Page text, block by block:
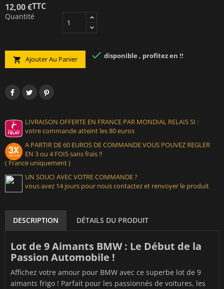
12,00 €TTC
Quantité
 Ajouter Au Panier  disponible , profitez en !!
LIVRAISON OFFERTE EN FRANCE PAR MONDIAL RELAIS SI :
votre commande atteint les 80 euros
A PARTIR DE 60 EUROS DE COMMANDE VOUS POUVEZ REGLER
EN 3 ou 4 FOIS sans frais !!
( France uniquement )
UN SOUCI AVEC VOTRE COMMANDE ?
vous avez 14 jours pour nous contactez et renvoyer le produit
DESCRIPTION DÉTAILS DU PRODUIT
Lot de 9 Aimants BMW : Le Début de la
Passion Automobile !
Affichez votre amour pour BMW avec ce superbe lot de 9
aimants frigo ! Parfait pour les passionnés de voitures, les